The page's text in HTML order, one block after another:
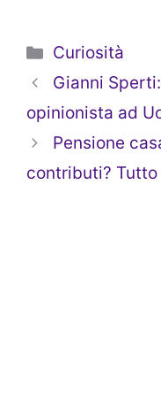
Categorie
Curiosità
Gianni
opinionista ad
Pensione
contributi? Tutto